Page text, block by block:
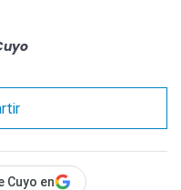
Cuyo en